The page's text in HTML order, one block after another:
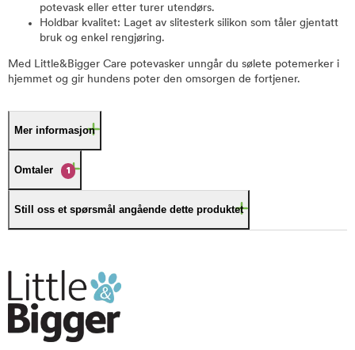
potevask eller etter turer utendørs.
Holdbar kvalitet: Laget av slitesterk silikon som tåler gjentatt
bruk og enkel rengjøring.
Med Little&Bigger Care potevasker unngår du sølete potemerker i
hjemmet og gir hundens poter den omsorgen de fortjener.
Mer informasjon
Omtaler 1
Still oss et spørsmål angående dette produktet